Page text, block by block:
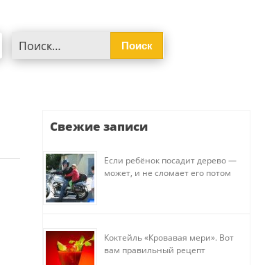
Свежие записи
Если ребёнок посадит дерево —
может, и не сломает его потом
Коктейль «Кровавая мери». Вот
вам правильный рецепт